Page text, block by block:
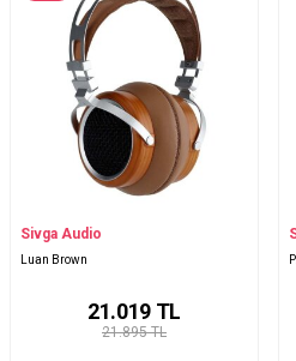
Sivga Audio
Luan Brown
21.895 TL
21.019TL